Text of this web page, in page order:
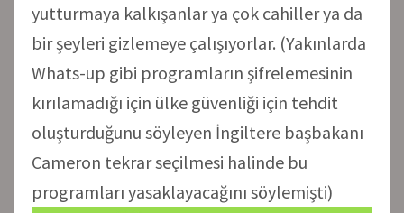
yutturmaya kalkışanlar ya çok cahiller ya da
bir şeyleri gizlemeye çalışıyorlar. (Yakınlarda
Whats-up gibi programların şifrelemesinin
kırılamadığı için ülke güvenliği için tehdit
oluşturduğunu söyleyen İngiltere başbakanı
Cameron tekrar seçilmesi halinde bu
programları yasaklayacağını söylemişti)